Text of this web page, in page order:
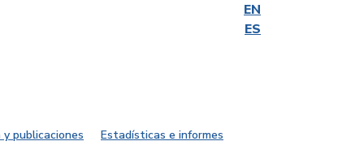
EN
ES
publicaciones Estadísticas e informes